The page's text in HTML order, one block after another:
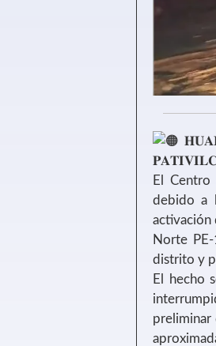
El Centro
debido a
activación
Norte
distrito y
El hecho
preliminar